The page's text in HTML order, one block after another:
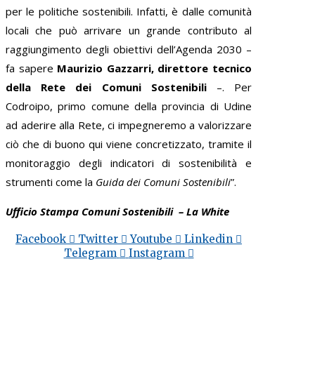
per le politiche sostenibili. Infatti, è dalle comunità
locali che può arrivare un grande contributo al
raggiungimento degli obiettivi dell’Agenda 2030 –
fa sapere Maurizio Gazzarri, direttore tecnico
della Rete dei Comuni Sostenibili–. Per
Codroipo, primo comune della provincia di Udine
ad aderire alla Rete, ci impegneremo a valorizzare
ciò che di buono qui viene concretizzato, tramite il
monitoraggio degli indicatori di sostenibilità e
strumenti come la Guida dei Comuni Sostenibili”.
Ufficio Stampa Comuni Sostenibili – La White
Facebook Twitter Youtube
Linkedin
Telegram
Instagram